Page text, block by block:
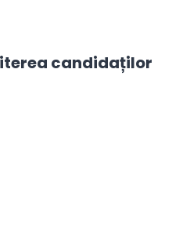
candidaților